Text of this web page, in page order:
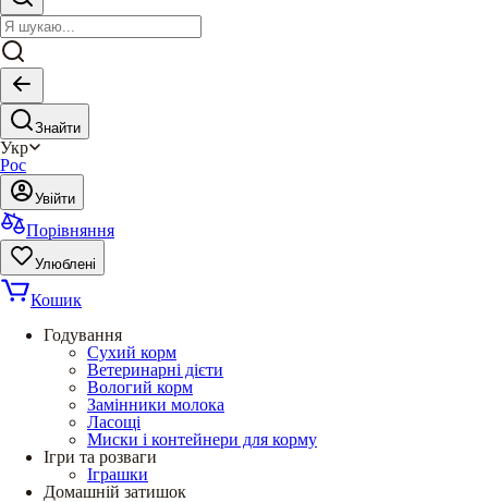
Знайти
Укр
Рос
Увійти
Порівняння
Улюблені
Кошик
Годування
Сухий корм
Ветеринарні дієти
Вологий корм
Замінники молока
Ласощі
Миски і контейнери для корму
Ігри та розваги
Іграшки
Домашній затишок